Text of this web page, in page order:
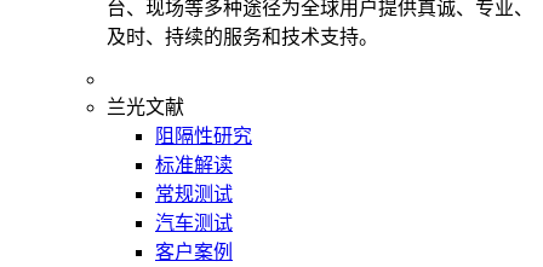
台、现场等多种途径为全球用户提供真诚、专业、
及时、持续的服务和技术支持。
兰光文献
阻隔性研究
标准解读
常规测试
汽车测试
客户案例